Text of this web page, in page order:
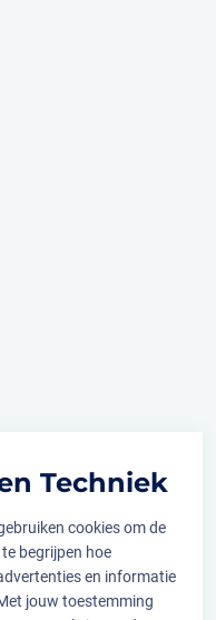
Techniek
cookies om de
begrijpen hoe
en informatie
jouw toestemming